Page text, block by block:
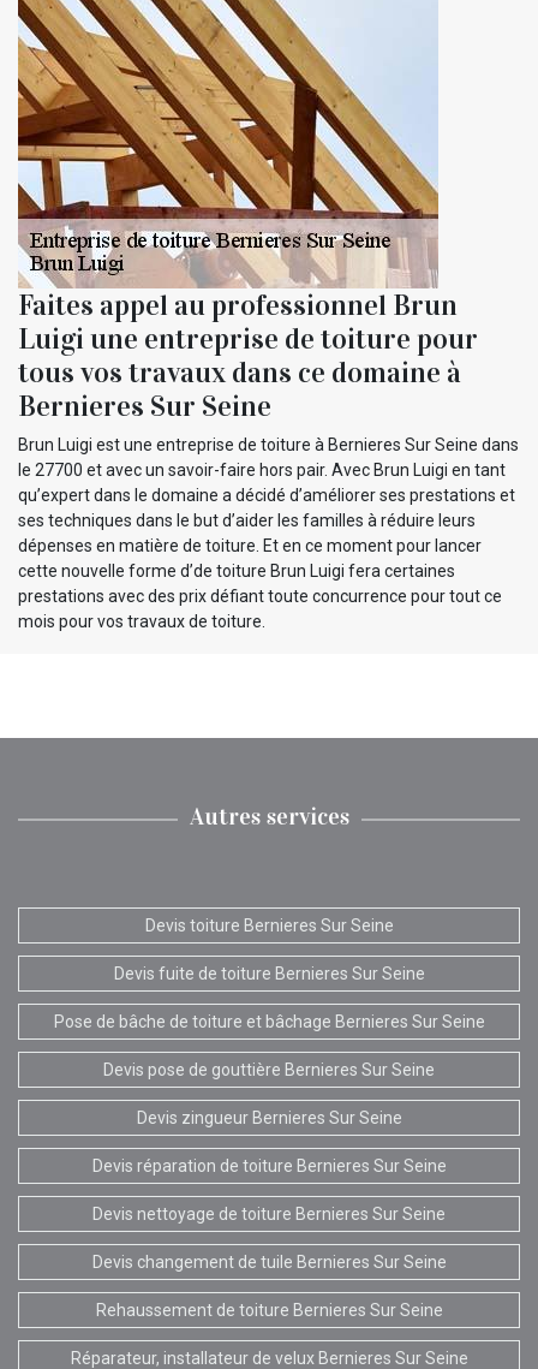
Faites appel au professionnel Brun
Luigi une entreprise de toiture pour
tous vos travaux dans ce domaine à
Bernieres Sur Seine
Brun Luigi est une entreprise de toiture à Bernieres Sur Seine dans
le 27700 et avec un savoir-faire hors pair. Avec Brun Luigi en tant
qu’expert dans le domaine a décidé d’améliorer ses prestations et
ses techniques dans le but d’aider les familles à réduire leurs
dépenses en matière de toiture. Et en ce moment pour lancer
cette nouvelle forme d’de toiture Brun Luigi fera certaines
prestations avec des prix défiant toute concurrence pour tout ce
mois pour vos travaux de toiture.
Autres services
Devis toiture Bernieres Sur Seine
Devis fuite de toiture Bernieres Sur Seine
Pose de bâche de toiture et bâchage Bernieres Sur Seine
Devis pose de gouttière Bernieres Sur Seine
Devis zingueur Bernieres Sur Seine
Devis réparation de toiture Bernieres Sur Seine
Devis nettoyage de toiture Bernieres Sur Seine
Devis changement de tuile Bernieres Sur Seine
Rehaussement de toiture Bernieres Sur Seine
Réparateur, installateur de velux Bernieres Sur Seine